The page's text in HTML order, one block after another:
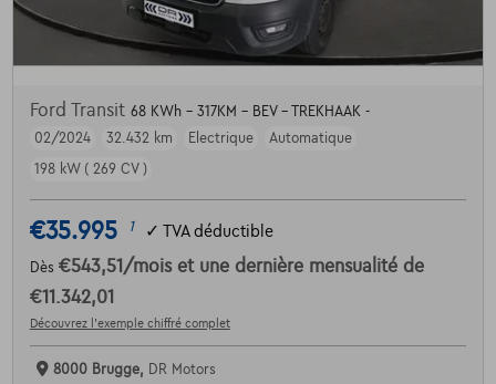
Ford Transit 68 KWh - 317KM - BEV - TREKHAAK -
02/2024
32.432 km Electrique
Automatique
198 kW ( 269 CV )
€35.995 1 ✓ TVA déductible
Dès €543,51 /mois et une dernière mensualité de
€11.342,01
Découvrez l’exemple chiffré complet
8000 Brugge, DR Motors